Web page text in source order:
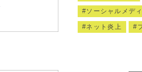
ソーシャルメデ
ネット炎上